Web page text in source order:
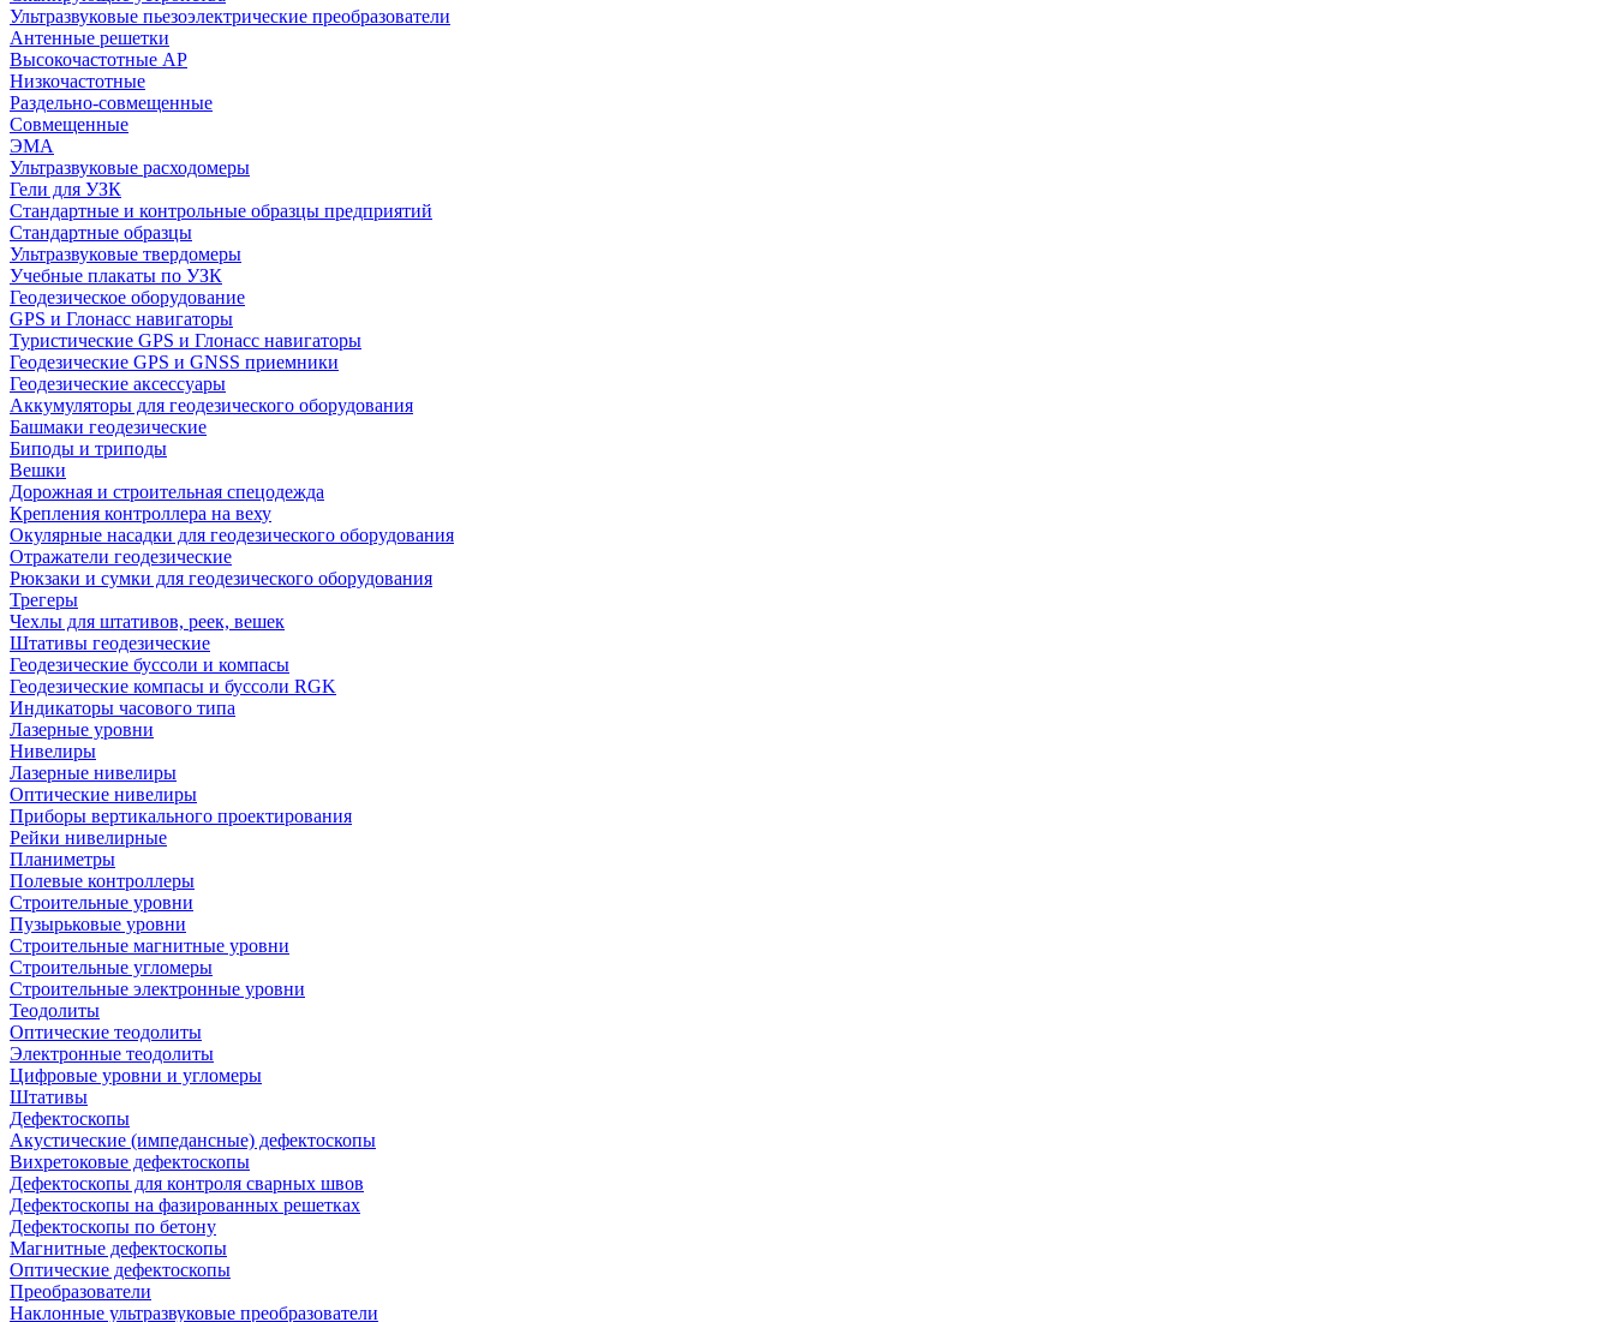
Ультразвуковые пьезоэлектрические преобразователи
Антенные решетки
Высокочастотные АР
Низкочастотные
Раздельно-совмещенные
Совмещенные
ЭМА
Ультразвуковые расходомеры
Гели для УЗК
Стандартные и контрольные образцы предприятий
Стандартные образцы
Ультразвуковые твердомеры
Учебные плакаты по УЗК
Геодезическое оборудование
GPS и Глонасс навигаторы
Туристические GPS и Глонасс навигаторы
Геодезические GPS и GNSS приемники
Геодезические аксессуары
Аккумуляторы для геодезического оборудования
Башмаки геодезические
Биподы и триподы
Вешки
Дорожная и строительная спецодежда
Крепления контроллера на веху
Окулярные насадки для геодезического оборудования
Отражатели геодезические
Рюкзаки и сумки для геодезического оборудования
Трегеры
Чехлы для штативов, реек, вешек
Штативы геодезические
Геодезические буссоли и компасы
Геодезические компасы и буссоли RGK
Индикаторы часового типа
Лазерные уровни
Нивелиры
Лазерные нивелиры
Оптические нивелиры
Приборы вертикального проектирования
Рейки нивелирные
Планиметры
Полевые контроллеры
Строительные уровни
Пузырьковые уровни
Строительные магнитные уровни
Строительные угломеры
Строительные электронные уровни
Теодолиты
Оптические теодолиты
Электронные теодолиты
Цифровые уровни и угломеры
Штативы
Дефектоскопы
Акустические (импедансные) дефектоскопы
Вихретоковые дефектоскопы
Дефектоскопы для контроля сварных швов
Дефектоскопы на фазированных решетках
Дефектоскопы по бетону
Магнитные дефектоскопы
Оптические дефектоскопы
Преобразователи
Наклонные ультразвуковые преобразователи